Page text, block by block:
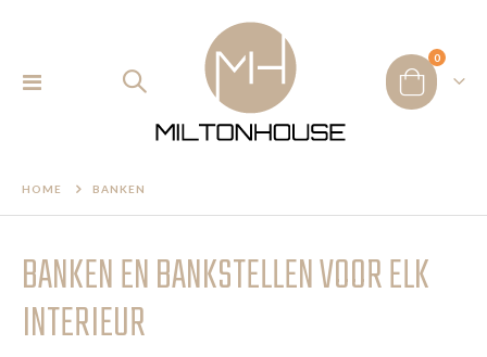
Toggle
Cart
0
HOME BANKEN
BANKEN EN BANKSTELLEN VOOR ELK
INTERIEUR